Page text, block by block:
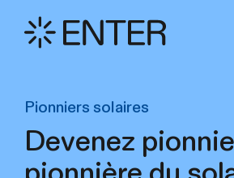
Pionniers solaires
Devenez